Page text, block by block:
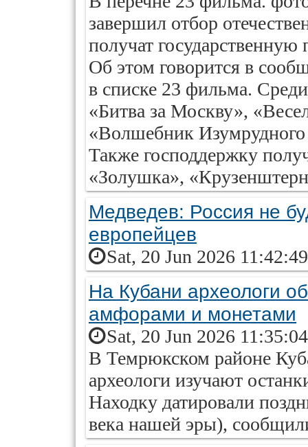
завершил отбор
получат государственную
Об этом говорится в
в списке 23 фильма.
«Битва за Москву»,
«Волшебник
Также господдержку
«Золушка»,
Медведев: Россия не
европейцев
Sat, 20 Jun 2026
На Кубани археологи
амфорами и монетами
Sat, 20 Jun 2026
В Темрюкском районе
археологи изучают
Находку датировали
века нашей эры),